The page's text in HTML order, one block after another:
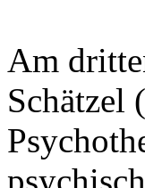
Am
Schätzel